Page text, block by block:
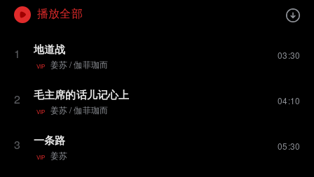
播放全部
1 地道战
VIP 姜苏/伽菲珈而
03:30
2 毛主席的话儿记心上
VIP 姜苏/伽菲珈而
04:10
3 一条路
VIP 姜苏
05:30